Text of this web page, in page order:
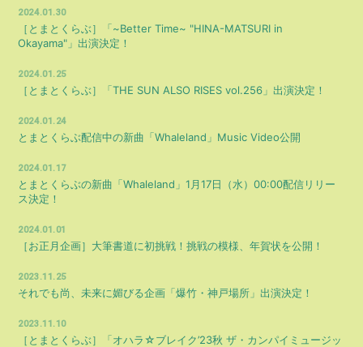
VIDEO
DISCOGRAPHY
BLOG
RADIO
会員登録 ログイン
2024.01.30
［とまとくらぶ］「~Better Time~ "HINA-MATSURI in
Okayama"」出演決定！
2024.01.25
［とまとくらぶ］「THE SUN ALSO RISES vol.256」出演決定！
2024.01.24
とまとくらぶ配信中の新曲「Whaleland」Music Video公開
2024.01.17
とまとくらぶの新曲「Whaleland」1月17日（水）00:00配信リリー
ス決定！
2024.01.01
［お正月企画］大筆書道に初挑戦！挑戦の模様、年賀状を公開！
2023.11.25
それでも尚、未来に媚びる企画「爆竹・神戸場所」出演決定！
2023.11.10
［とまとくらぶ］「オハラ☆ブレイク’23秋 ザ・カンパイミュージッ